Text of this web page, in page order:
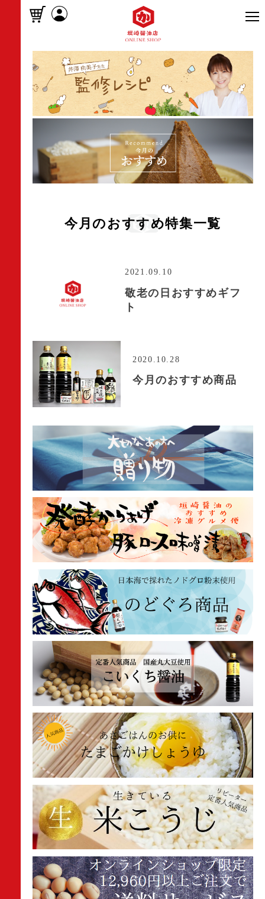
今月のおすすめ特集一覧
2021.09.10
敬老の日おすすめギフ
ト
2020.10.28
今月のおすすめ商品